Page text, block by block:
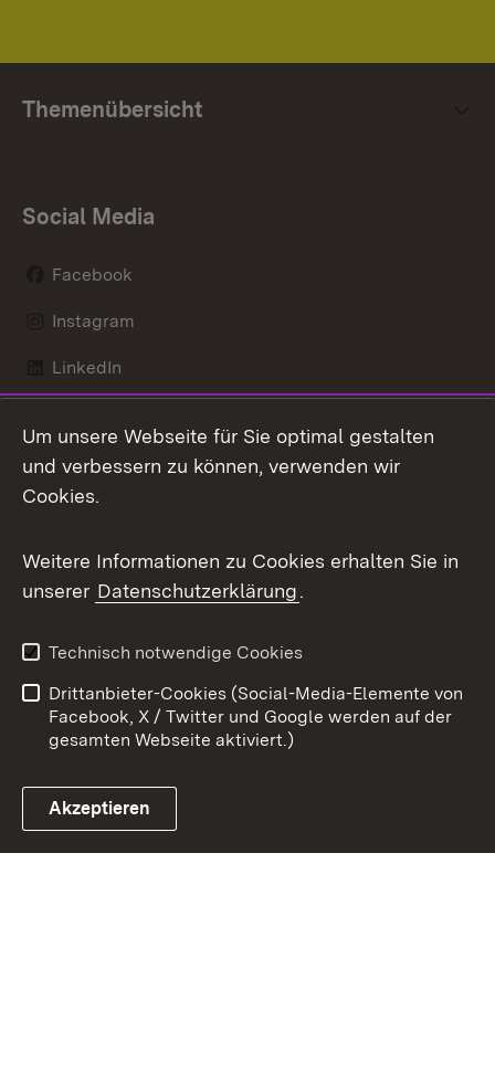
Themenübersicht
Social Media
Facebook
Instagram
LinkedIn
X / Twitter
Youtube
Link zum Landesportal
Kontakt
Datenschutz
Barrierefreiheit
Impressum
Cookies
Um unsere Webseite für Sie optimal gestalten
und verbessern zu können, verwenden wir
Cookies.
Weitere Informationen zu Cookies erhalten Sie in
unserer Datenschutzerklärung.
Technisch notwendige Cookies
Drittanbieter-Cookies (Social-Media-Elemente von
Facebook, X / Twitter und Google werden auf der
gesamten Webseite aktiviert.)
Akzeptieren